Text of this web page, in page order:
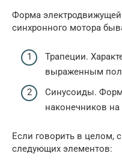
Форма
синхронного мотора
Трапеции.
выраженным
Синусоиды.
наконечников
Если говорить в целом,
следующих элементов: